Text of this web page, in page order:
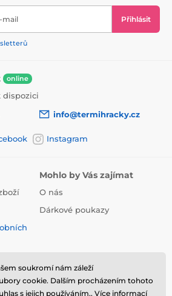
mail Přihlásit
online
dispozici
info@termihracky.cz
Instagram
Mohlo by Vás zajímat
O nás
Dárkové poukazy
soukromí nám záleží
cookie. Dalším procházením tohoto
s jejich používáním.. Více informací